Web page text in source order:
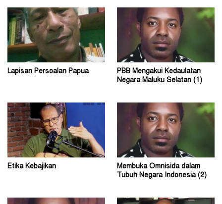
Lapisan Persoalan Papua
PBB Mengakui Kedaulatan
Negara Maluku Selatan (1)
Etika Kebajikan
Membuka Omnisida dalam
Tubuh Negara Indonesia (2)